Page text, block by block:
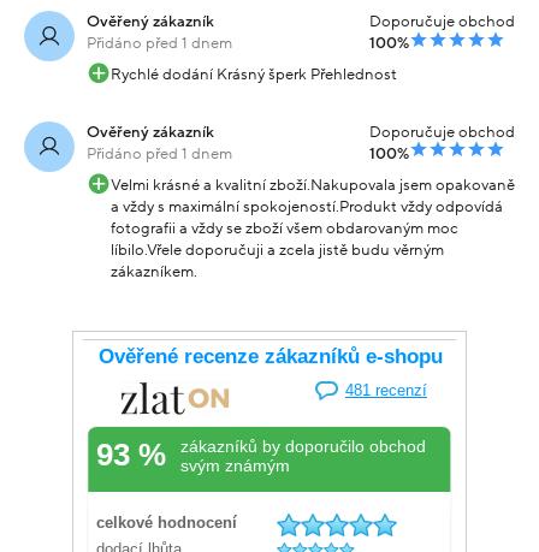
Ověřený zákazník
Přidáno před 1 dnem
Doporučuje obchod
100%
Rychlé dodání Krásný šperk Přehlednost
Ověřený zákazník
Přidáno před 1 dnem
Doporučuje obchod
100%
Velmi krásné a kvalitní zboží.Nakupovala jsem opakovaně
a vždy s maximální spokojeností.Produkt vždy odpovídá
fotografii a vždy se zboží všem obdarovaným moc
líbilo.Vřele doporučuji a zcela jistě budu věrným
zákazníkem.